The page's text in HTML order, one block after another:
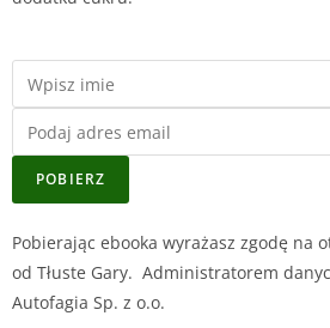
POBIERZ
Pobierając ebooka wyrażasz zgodę na
od Tłuste Gary. Administratorem
Autofagia Sp. z o.o.